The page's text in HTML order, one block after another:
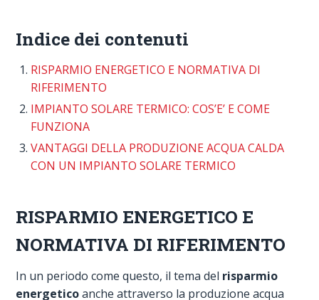
Indice dei contenuti
RISPARMIO ENERGETICO E NORMATIVA DI
RIFERIMENTO
IMPIANTO SOLARE TERMICO: COS’E’ E COME
FUNZIONA
VANTAGGI DELLA PRODUZIONE ACQUA CALDA
CON UN IMPIANTO SOLARE TERMICO
RISPARMIO ENERGETICO E
NORMATIVA DI RIFERIMENTO
In un periodo come questo, il tema del risparmio
energeticoanche attraverso la produzione acqua